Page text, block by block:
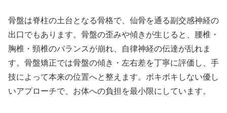
骨盤は脊柱の土台となる骨格で、仙骨を通る副交感神経の
出口でもあります。骨盤の歪みや傾きが生じると、腰椎・
胸椎・頸椎のバランスが崩れ、自律神経の伝達が乱れま
す。骨盤矯正では骨盤の傾き・左右差を丁寧に評価し、手
技によって本来の位置へと整えます。ボキボキしない優し
いアプローチで、お体への負担を最小限にしています。